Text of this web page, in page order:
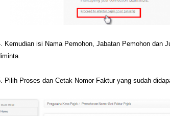
Kemudian isi Nama Pemohon, Jabatan Pemohon dan
Pilih Proses dan Cetak Nomor Faktur yang sudah